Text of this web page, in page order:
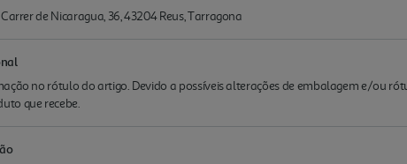
de Nicaragua, 36, 43204 Reus, Tarragona
no rótulo do artigo. Devido a possíveis alterações de embalagem e/ou
que recebe.